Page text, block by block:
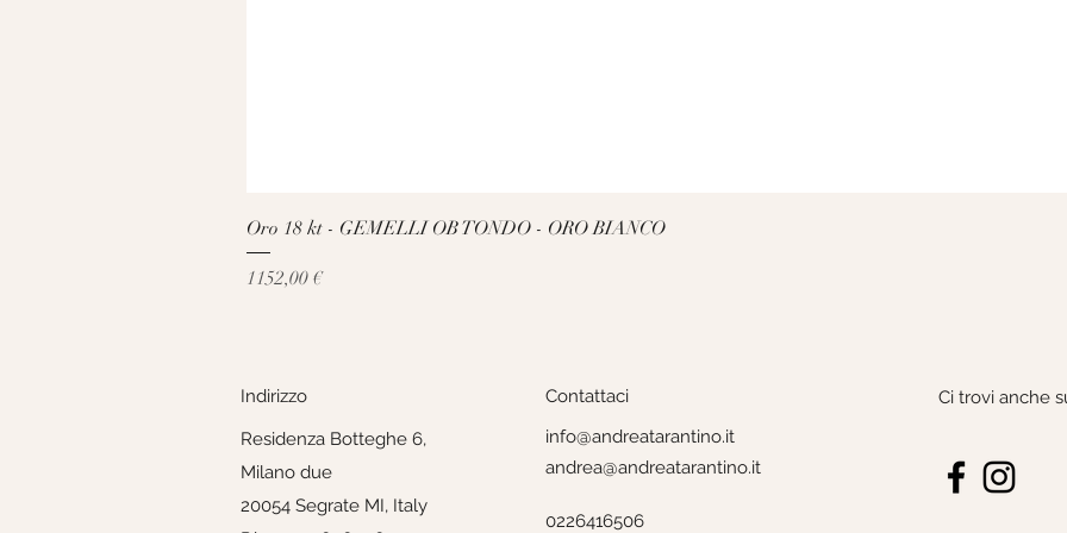
Oro 18 kt - GEMELLI OB TONDO - ORO BIANCO
Prezzo
1152,00 €
Indirizzo
Residenza Botteghe 6,
Milano due
20054 Segrate MI, Italy
Contattaci
info@andreatarantino.it
andrea@andreatarantino.it
0226416506
Ci trovi anche